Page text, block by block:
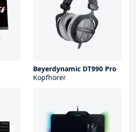
Beyerdynamic DT990 Pro
Kopfhörer